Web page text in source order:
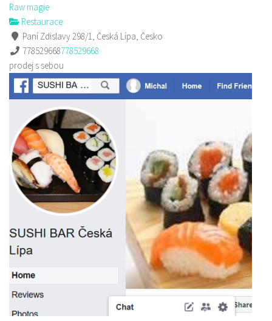
Raw magie
Restaurace
Paní Zdislavy 298/1, Česká Lípa, Česko
778529668778529668
prodej s sebou